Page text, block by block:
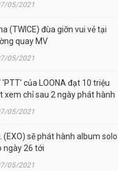
05/2021
(TWICE) đùa giỡn vui vẻ tại
quay MV
05/2021
'PTT' của LOONA đạt 10 triệu
xem chỉ sau 2 ngày phát hành
05/2021
(EXO) sẽ phát hành album solo
ngày 26 tới
05/2021